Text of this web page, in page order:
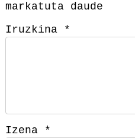
markatuta daude
Iruzkina
*
Izena *